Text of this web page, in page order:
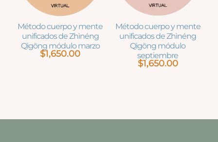
Método cuerpo y mente
unificados de Zhìnéng
Qìgōng módulo marzo
$1,650.00
Método cuerpo y mente
unificados de Zhìnéng
Qìgōng módulo
septiembre
$1,650.00